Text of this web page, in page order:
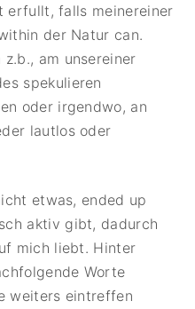
erfullt, falls meinereiner
der Natur can.
am unsereiner
spekulieren
oder irgendwo, an
lautlos oder
etwas, ended up
aktiv gibt, dadurch
mich liebt. Hinter
Worte
weiters eintreffen